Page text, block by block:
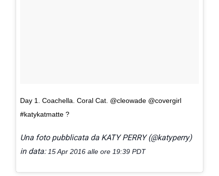
Day 1. Coachella. Coral Cat. @cleowade @covergirl
#katykatmatte ?
Una foto pubblicata da KATY PERRY (@katyperry)
in data: 15 Apr 2016 alle ore 19:39 PDT